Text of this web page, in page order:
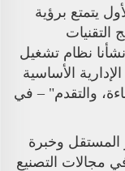
يتمتع برؤية
أنشأنا نظام تشغيل
الأساسية
والتقدم" – في
المستقل وخبرة
مجالات التصنيع